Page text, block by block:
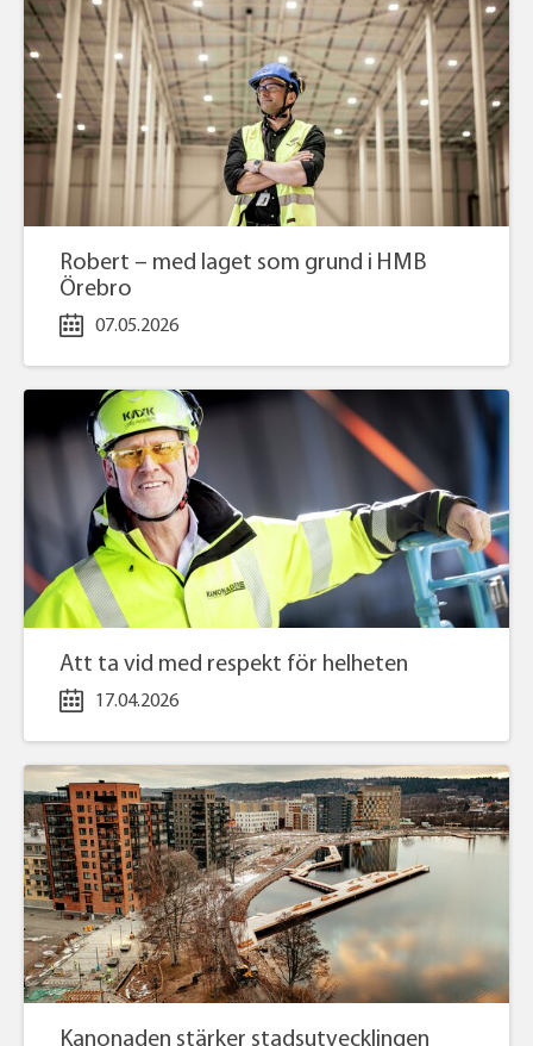
Robert – med laget som grund i HMB
Örebro
07.05.2026
Att ta vid med respekt för helheten
17.04.2026
Kanonaden stärker stadsutvecklingen